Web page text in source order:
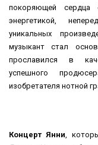
покоряющей сердца
энергетикой,
уникальных
музыкант стал
прославился в
успешного
изобретателя нотной
Концерт Янни,